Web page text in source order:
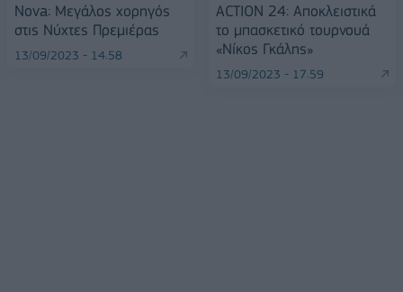
Nova: Μεγάλος χορηγός
στις Νύχτες Πρεμιέρας
13/09/2023 - 14:58
ACTION 24: Αποκλειστικά
το μπασκετικό τουρνουά
«Νίκος Γκάλης»
13/09/2023 - 17:59